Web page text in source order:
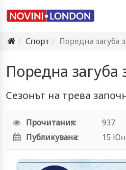
Спорт
Поредна загуба
Поредна загуба
Сезонът на трева
Прочитания:
937
Публикувана:
15